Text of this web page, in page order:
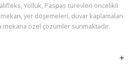
Yolluk, Paspas türevleri öncelikli
yer döşemeleri, duvar kaplamaları
özel çözümler sunmaktadır.